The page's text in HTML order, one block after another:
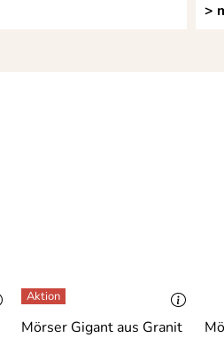
>
Mörser Gigant aus Granit